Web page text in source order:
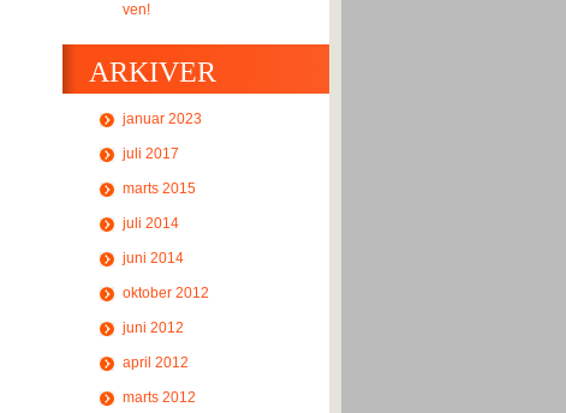
ven!
ARKIVER
januar 2023
juli 2017
marts 2015
juli 2014
juni 2014
oktober 2012
juni 2012
april 2012
marts 2012